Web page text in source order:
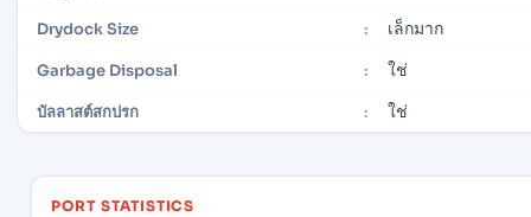
Drydock Size : เล็กมาก
Garbage Disposal : ใช่
บัลลาสต์สกปรก : ใช่
PORT STATISTICS